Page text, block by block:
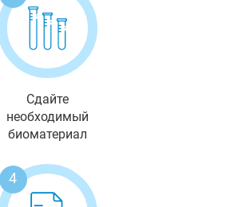
Сдайте
необходимый
биоматериал
4